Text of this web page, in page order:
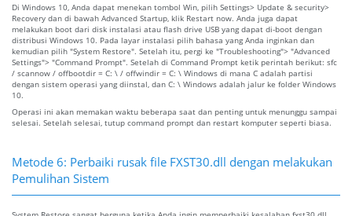
Di Windows 10, Anda dapat menekan tombol Win, pilih Settings> Update & security>
Recovery dan di bawah Advanced Startup, klik Restart now. Anda juga dapat
melakukan boot dari disk instalasi atau flash drive USB yang dapat di-boot dengan
distribusi Windows 10. Pada layar instalasi pilih bahasa yang Anda inginkan dan
kemudian pilih "System Restore". Setelah itu, pergi ke "Troubleshooting"> "Advanced
Settings"> "Command Prompt". Setelah di Command Prompt ketik perintah berikut: sfc
/ scannow / offbootdir = C: \ / offwindir = C: \ Windows di mana C adalah partisi
dengan sistem operasi yang diinstal, dan C: \ Windows adalah jalur ke folder Windows
10.
Operasi ini akan memakan waktu beberapa saat dan penting untuk menunggu sampai
selesai. Setelah selesai, tutup command prompt dan restart komputer seperti biasa.
Metode 6: Perbaiki rusak file FXST30.dll dengan melakukan
Pemulihan Sistem